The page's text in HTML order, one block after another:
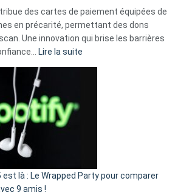
des cartes de paiement équipées de
en précarité, permettant des dons
Une innovation qui brise les barrières
Lire la suite
»
là : Le Wrapped Party pour comparer
9 amis !